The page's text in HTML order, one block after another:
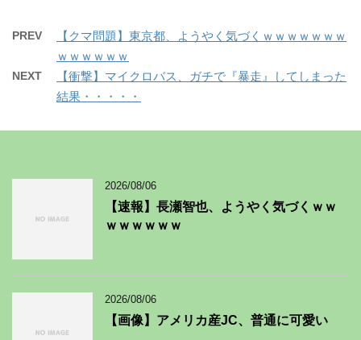
PREV
【クマ問題】東京都、ようやく気づくｗｗｗｗｗｗｗ
ｗｗｗｗｗｗ
NEXT
【衝撃】マイクロバス、ガチで『暴走』してしまった
結果・・・・・
2026/08/06
【速報】長瀬智也、ようやく気づくｗｗ
ｗｗｗｗｗｗ
2026/08/06
【画像】アメリカ産JC、普通に可愛い